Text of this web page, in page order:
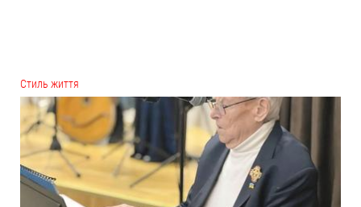
Cтиль життя